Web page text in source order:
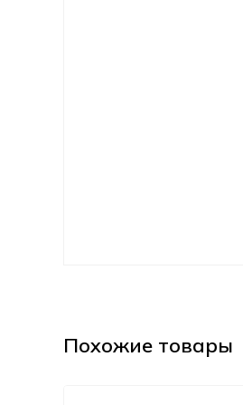
Похожие товары